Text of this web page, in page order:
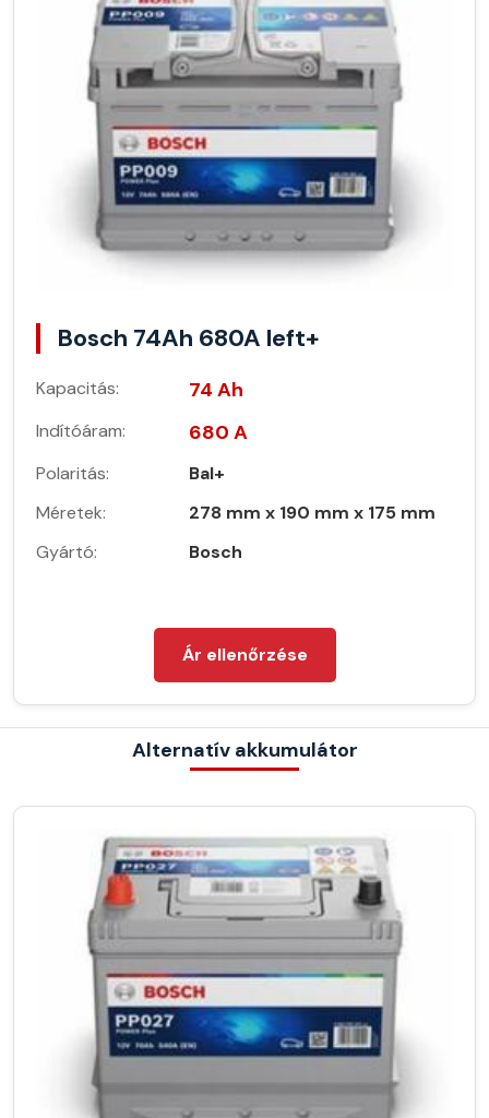
Bosch 74Ah 680A left+
Kapacitás: 74 Ah
Indítóáram: 680 A
Polaritás:
Bal+
Méretek:
278 mm x 190 mm x 175 mm
Gyártó:
Bosch
Ár ellenőrzése
Alternatív akkumulátor